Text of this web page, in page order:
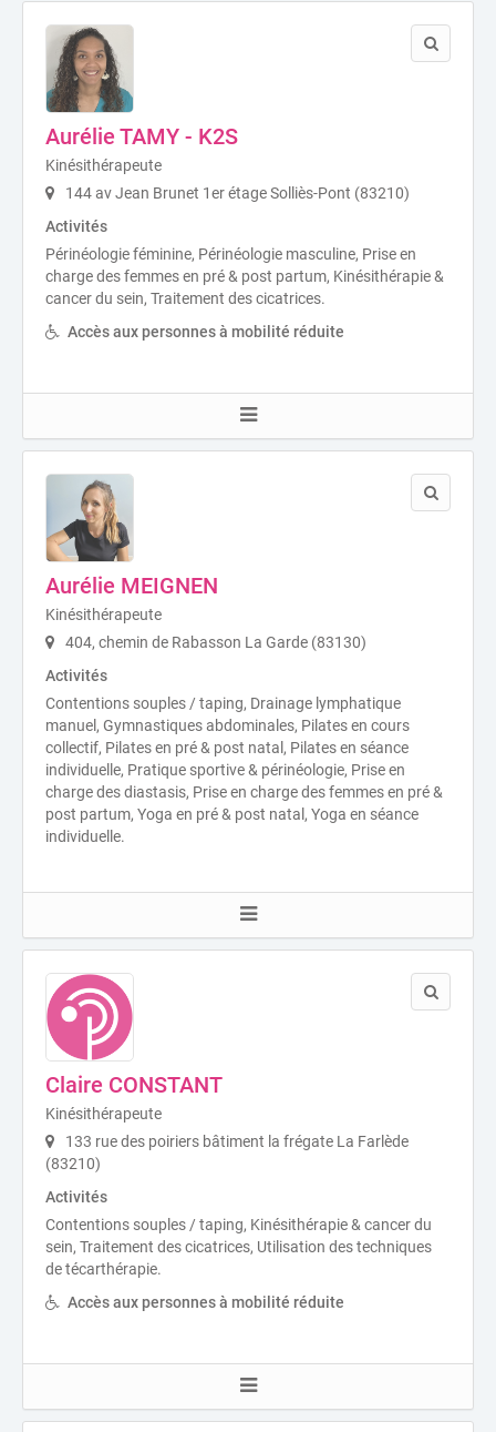
Aurélie TAMY - K2S
Kinésithérapeute
144 av Jean Brunet 1er étage Solliès-Pont (83210)
Activités
Périnéologie féminine, Périnéologie masculine, Prise en
charge des femmes en pré & post partum, Kinésithérapie &
cancer du sein, Traitement des cicatrices.
Accès aux personnes à mobilité réduite
Aurélie MEIGNEN
Kinésithérapeute
404, chemin de Rabasson La Garde (83130)
Activités
Contentions souples / taping, Drainage lymphatique
manuel, Gymnastiques abdominales, Pilates en cours
collectif, Pilates en pré & post natal, Pilates en séance
individuelle, Pratique sportive & périnéologie, Prise en
charge des diastasis, Prise en charge des femmes en pré &
post partum, Yoga en pré & post natal, Yoga en séance
individuelle.
Claire CONSTANT
Kinésithérapeute
133 rue des poiriers bâtiment la frégate La Farlède
(83210)
Activités
Contentions souples / taping, Kinésithérapie & cancer du
sein, Traitement des cicatrices, Utilisation des techniques
de técarthérapie.
Accès aux personnes à mobilité réduite